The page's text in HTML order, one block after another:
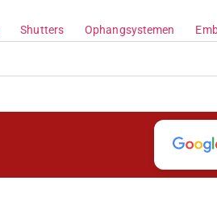
Shutters Ophangsystemen